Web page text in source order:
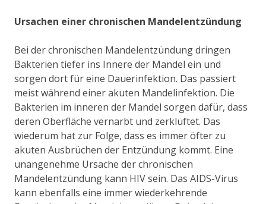
Ursachen einer chronischen Mandelentzündung
Bei der chronischen Mandelentzündung dringen
Bakterien tiefer ins Innere der Mandel ein und
sorgen dort für eine Dauerinfektion. Das passiert
meist während einer akuten Mandelinfektion. Die
Bakterien im inneren der Mandel sorgen dafür, dass
deren Oberfläche vernarbt und zerklüftet. Das
wiederum hat zur Folge, dass es immer öfter zu
akuten Ausbrüchen der Entzündung kommt. Eine
unangenehme Ursache der chronischen
Mandelentzündung kann HIV sein. Das AIDS-Virus
kann ebenfalls eine immer wiederkehrende